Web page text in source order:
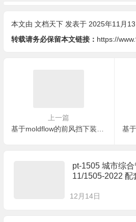
本文由 文档天下发表于 2025年11月
转载请务必保留本文链接： https://
上一篇
pt-1505 城市综
11/1505-2022 配
12月14日